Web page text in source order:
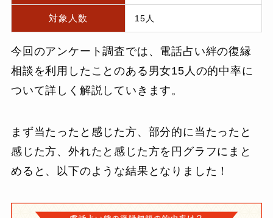
対象人数 15人
今回のアンケート調査では、電話占い絆の復縁
相談を利用したことのある男女15人の的中率に
ついて詳しく解説していきます。
まず当たったと感じた方、部分的に当たったと
感じた方、外れたと感じた方を円グラフにまと
めると、以下のような結果となりました！